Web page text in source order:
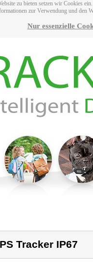
zu bieten setzen wir Cookies
zur Verwendung und den
Nur essenzielle
Tracker IP67